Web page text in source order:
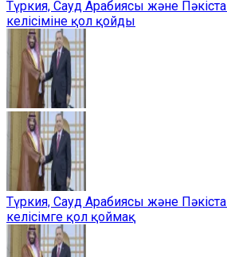
Түркия, Сауд Арабиясы және
келісіміне қол қойды
Түркия, Сауд Арабиясы және
келісімге қол қоймақ